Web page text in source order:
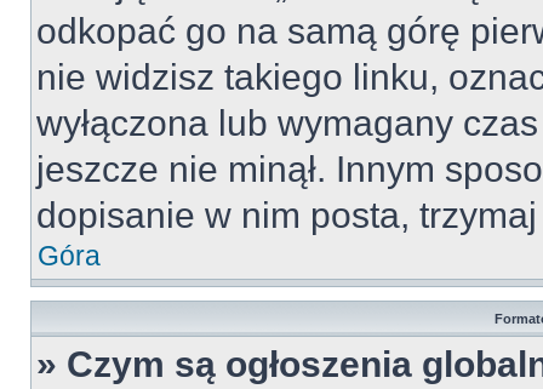
odkopać go na samą górę
nie widzisz takiego linku,
wyłączona lub wymagany
jeszcze nie minął. Innym
dopisanie w nim posta,
Góra
» Czym są ogłoszenia